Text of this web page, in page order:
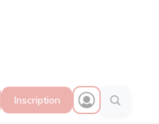
Inscription